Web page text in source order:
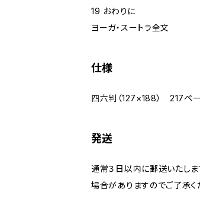
19 おわりに
ヨーガ・スートラ全文
仕様
四六判（127×188） 217ペ
発送
通常３日以内に郵送いたし
場合がありますのでご了承く